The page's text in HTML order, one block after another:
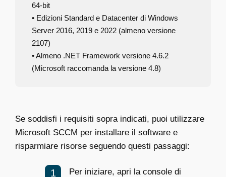
64-bit
• Edizioni Standard e Datacenter di Windows
Server 2016, 2019 e 2022 (almeno versione
2107)
•Almeno .NET Framework versione 4.6.2
(Microsoft raccomanda la versione 4.8)
Se soddisfi i requisiti sopra indicati, puoi utilizzare
Microsoft SCCM per installare il software e
risparmiare risorse seguendo questi passaggi:
Per iniziare, apri la console di